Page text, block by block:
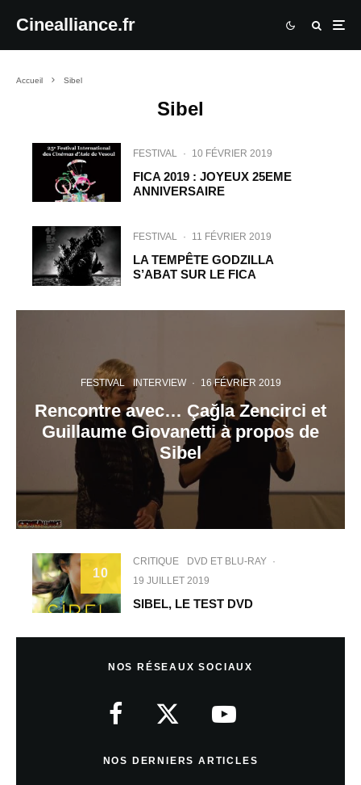
Cinealliance.fr
Accueil Sibel
Sibel
FESTIVAL · 10 FÉVRIER 2019
FICA 2019 : JOYEUX 25EME
ANNIVERSAIRE
FESTIVAL · 11 FÉVRIER 2019
LA TEMPÊTE GODZILLA
S’ABAT SUR LE FICA
FESTIVAL INTERVIEW · 16 FÉVRIER 2019
Rencontre avec… Çağla Zencirci et
Guillaume Giovanetti à propos de
Sibel
10
CRITIQUE DVD ET BLU-RAY ·
19 JUILLET 2019
SIBEL, LE TEST DVD
NOS RÉSEAUX SOCIAUX
NOS DERNIERS ARTICLES